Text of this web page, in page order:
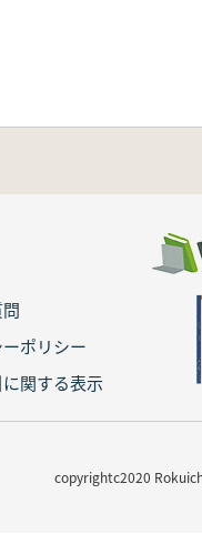
ポリシー
関する表示
copyrightc2020